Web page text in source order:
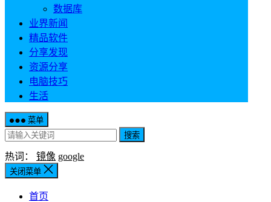
数据库
业界新闻
精品软件
分享发现
资源分享
电脑技巧
生活
菜单
搜索
热词： 镜像 google
关闭菜单
首页